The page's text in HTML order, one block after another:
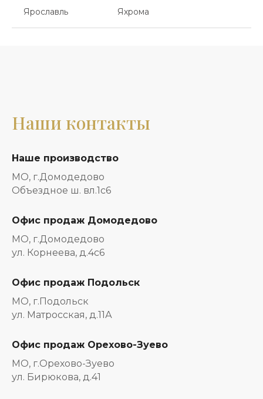
Ярославль Яхрома
Наши контакты
Наше производство
МО, г.Домодедово
Объездное ш. вл.1с6
Офис продаж Домодедово
МО, г.Домодедово
ул. Корнеева, д.4с6
Офис продаж Подольск
МО, г.Подольск
ул. Матросская, д.11А
Офис продаж Орехово-Зуево
МО, г.Орехово-Зуево
ул. Бирюкова, д.41